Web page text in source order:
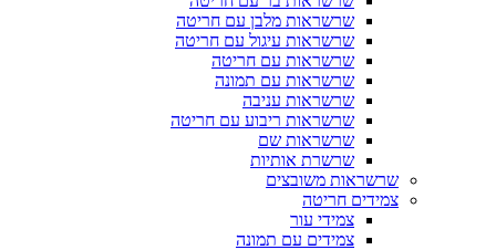
שרשראות מלבן עם חריטה
שרשראות עיגול עם חריטה
שרשראות עם חריטה
שרשראות עם תמונה
שרשראות עניבה
שרשראות ריבוע עם חריטה
שרשראות שם
שרשרת אותיות
שרשראות משובצים
צמידים חריטה
צמידי עור
צמידים עם תמונה